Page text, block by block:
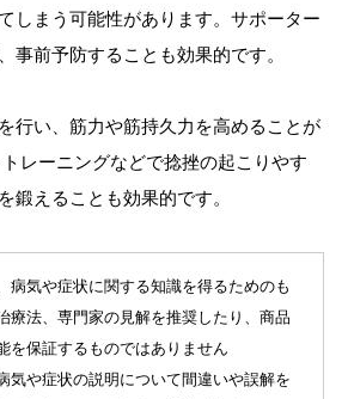
しまう可能性があります。サポーター
事前予防することも効果的です。
行い、筋力や筋持久力を高めることが
レーニングなどで捻挫の起こりやす
鍛えることも効果的です。
病気や症状に関する知識を得るためのも
療法、専門家の見解を推奨したり、商品
を保証するものではありません
気や症状の説明について間違いや誤解を